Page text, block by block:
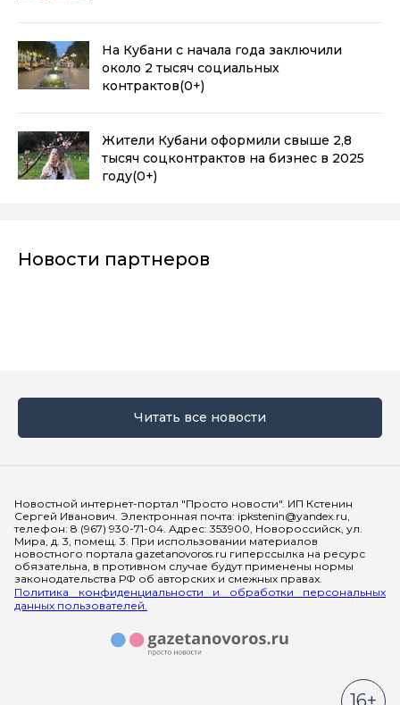
На Кубани с начала года заключили
около 2 тысяч социальных
контрактов(0+)
Жители Кубани оформили свыше 2,8
тысяч соцконтрактов на бизнес в 2025
году(0+)
Новости партнеров
Читать все новости
Новостной интернет-портал "Просто новости". ИП Кстенин
Сергей Иванович. Электронная почта: ipkstenin@yandex.ru,
телефон: 8 (967) 930-71-04. Адрес: 353900, Новороссийск, ул.
Мира, д. 3, помещ. 3. При использовании материалов
новостного портала gazetanovoros.ru гиперссылка на ресурс
обязательна, в противном случае будут применены нормы
законодательства РФ об авторских и смежных правах.
Политика конфиденциальности и обработки персональных
данных пользователей.
16+